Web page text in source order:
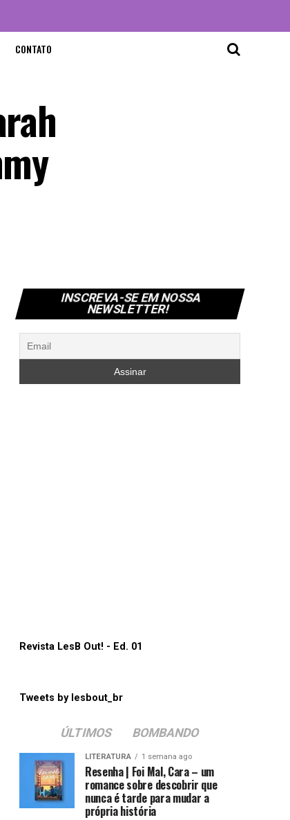
CONTATO
INSCREVA-SE EM NOSSA
NEWSLETTER!
Revista LesB Out! - Ed. 01
Tweets by lesbout_br
ÚLTIMOS BOMBANDO
LITERATURA 1 semana ago
Resenha | Foi Mal, Cara – um
romance sobre descobrir que
nunca é tarde para mudar a
própria história